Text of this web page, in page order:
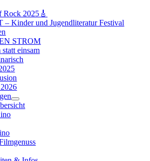
Rock 2025🎸
– Kinder und Jugendliteratur Festival
STROM
einsam